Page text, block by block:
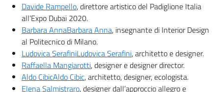
Davide Rampello, direttore artistico del Padiglione Italia
all’Expo Dubai 2020.
Barbara AnnaBarbara Anna, insegnante di Interior Design
al Politecnico di Milano.
Ludovica SerafiniLudovica Serafini, architetto e designer.
Raffaella Mangiarotti, designer e designer director.
Aldo CibicAldo Cibic, architetto, designer, ecologista.
Elena Salmistraro, designer dall’approccio allegro e